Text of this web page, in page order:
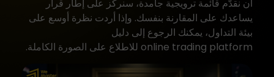
أن نقدّم قائمة ترويجية جامدة، سنركّز على إطار قرار
يساعدك على المقارنة بنفسك. وإذا أردت نظرة أوسع على
بيئة التداول، يمكنك الرجوع إلى دليل
online trading platform للاطلاع على الصورة الكاملة.